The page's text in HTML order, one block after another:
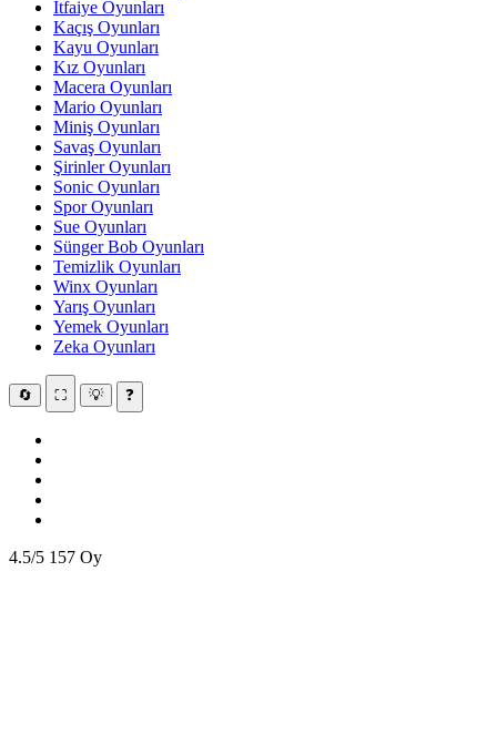
İtfaiye Oyunları
Kaçış Oyunları
Kayu Oyunları
Kız Oyunları
Macera Oyunları
Mario Oyunları
Miniş Oyunları
Savaş Oyunları
Şirinler Oyunları
Sonic Oyunları
Spor Oyunları
Sue Oyunları
Sünger Bob Oyunları
Temizlik Oyunları
Winx Oyunları
Yarış Oyunları
Yemek Oyunları
Zeka Oyunları
🔄 ⛶ 💡 ❓
4.5/5 157 Oy